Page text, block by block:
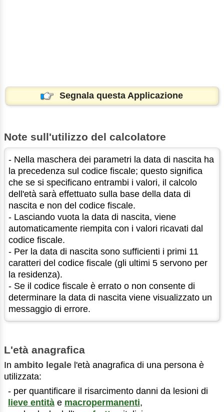
Segnala questa Applicazione
Note sull'utilizzo del calcolatore
- Nella maschera dei parametri la data di nascita ha
la precedenza sul codice fiscale; questo significa
che se si specificano entrambi i valori, il calcolo
dell'età sarà effettuato sulla base della data di
nascita e non del codice fiscale.
- Lasciando vuota la data di nascita, viene
automaticamente riempita con i valori ricavati dal
codice fiscale.
- Per la data di nascita sono sufficienti i primi 11
caratteri del codice fiscale (gli ultimi 5 servono per
la residenza).
- Se il codice fiscale è errato o non consente di
determinare la data di nascita viene visualizzato un
messaggio di errore.
L'età anagrafica
In ambito legale l'età anagrafica di una persona è
utilizzata:
- per quantificare il risarcimento danni da lesioni di
lieve entità e macropermanenti,